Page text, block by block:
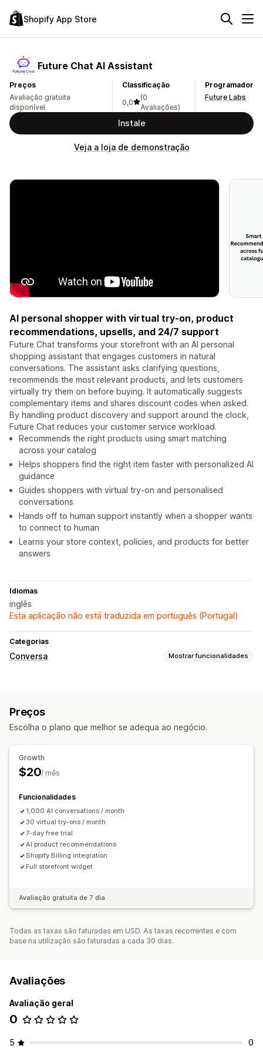
Shopify App Store
Future Chat AI Assistant
Preços
Avaliação gratuita
disponível
Classificação
0,0
(0
Avaliações)
Programador
Future Labs
Instale
Veja a loja de demonstração
AI personal shopper with virtual try-on, product
recommendations, upsells, and 24/7 support
Future Chat transforms your storefront with an AI personal
shopping assistant that engages customers in natural
conversations. The assistant asks clarifying questions,
recommends the most relevant products, and lets customers
virtually try them on before buying. It automatically suggests
complementary items and shares discount codes when asked.
By handling product discovery and support around the clock,
Future Chat reduces your customer service workload.
Recommends the right products using smart matching
across your catalog
Helps shoppers find the right item faster with personalized AI
guidance
Guides shoppers with virtual try-on and personalised
conversations
Hands off to human support instantly when a shopper wants
to connect to human
Learns your store context, policies, and products for better
answers
Idiomas
inglês
Esta aplicação não está traduzida em português (Portugal)
Categorias
Conversa Mostrar funcionalidades
Respostas automatizadas
Venda cruzada
Fluxos de conversa
Preços
Escolha o plano que melhor se adequa ao negócio.
Growth
$20/ mês
Funcionalidades
1,000 AI conversations / month
30 virtual try-ons / month
7-day free trial
AI product recommendations
Shopify Billing integration
Full storefront widget
Avaliação gratuita de 7 dia
Todas as taxas são faturadas em USD. As taxas recorrentes e com
base na utilização são faturadas a cada 30 dias.
Avaliações
Avaliação geral
0
5 0